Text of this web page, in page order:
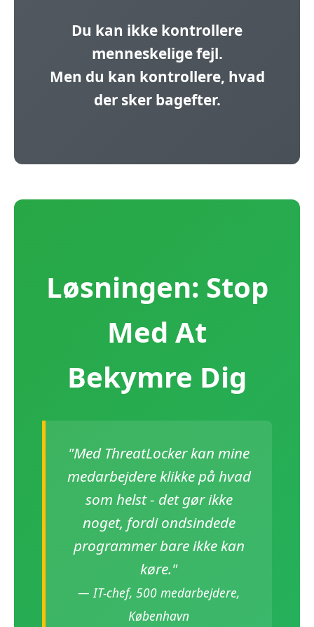
Du kan ikke kontrollere
menneskelige fejl.
Men du kan kontrollere, hvad
der sker bagefter.
Løsningen: Stop
Med At
Bekymre Dig
"Med ThreatLocker kan mine
medarbejdere klikke på hvad
som helst - det gør ikke
noget, fordi ondsindede
programmer bare ikke kan
køre."
— IT-chef, 500 medarbejdere,
København